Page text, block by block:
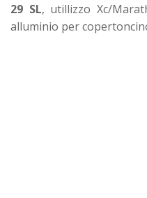
29 SL, utillizzo Xc/
alluminio per